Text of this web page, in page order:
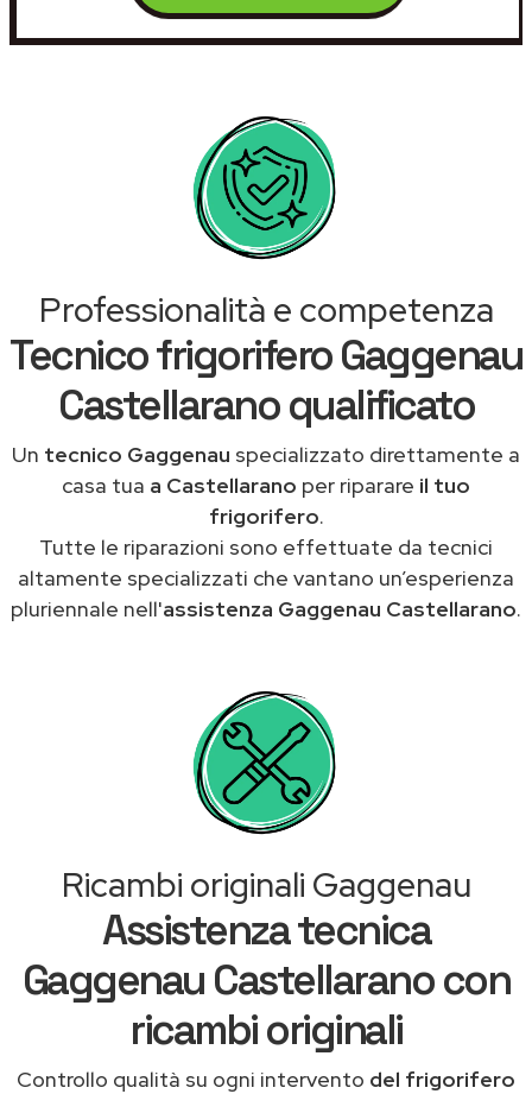
Professionalità e competenza
Tecnico frigorifero Gaggenau
Castellarano qualificato
Un tecnico Gaggenau specializzato direttamente a
casa tua a Castellarano per riparare il tuo
frigorifero.
Tutte le riparazioni sono effettuate da tecnici
altamente specializzati che vantano un’esperienza
pluriennale nell'assistenza Gaggenau Castellarano.
Ricambi originali Gaggenau
Assistenza tecnica
Gaggenau Castellarano con
ricambi originali
Controllo qualità su ogni intervento del frigorifero